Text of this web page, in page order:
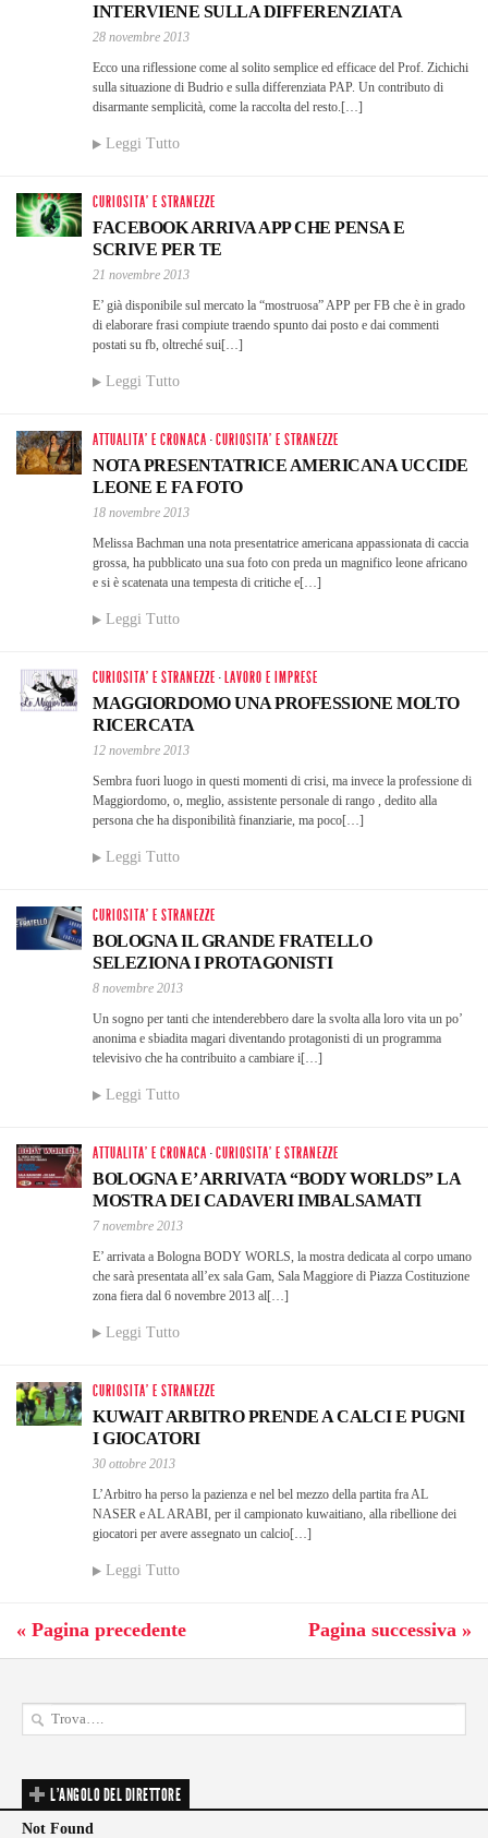
INTERVIENE SULLA DIFFERENZIATA
28 novembre 2013
Ecco una riflessione come al solito semplice ed efficace del Prof. Zichichi
sulla situazione di Budrio e sulla differenziata PAP. Un contributo di
disarmante semplicità, come la raccolta del resto.[…]
Leggi Tutto
CURIOSITA' E STRANEZZE
FACEBOOK ARRIVA APP CHE PENSA E
SCRIVE PER TE
21 novembre 2013
E’ già disponibile sul mercato la “mostruosa” APP per FB che è in grado
di elaborare frasi compiute traendo spunto dai posto e dai commenti
postati su fb, oltreché sui[…]
Leggi Tutto
ATTUALITA' E CRONACA ·CURIOSITA' E STRANEZZE
NOTA PRESENTATRICE AMERICANA UCCIDE
LEONE E FA FOTO
18 novembre 2013
Melissa Bachman una nota presentatrice americana appassionata di caccia
grossa, ha pubblicato una sua foto con preda un magnifico leone africano
e si è scatenata una tempesta di critiche e[…]
Leggi Tutto
CURIOSITA' E STRANEZZE · LAVORO E IMPRESE
MAGGIORDOMO UNA PROFESSIONE MOLTO
RICERCATA
12 novembre 2013
Sembra fuori luogo in questi momenti di crisi, ma invece la professione di
Maggiordomo, o, meglio, assistente personale di rango , dedito alla
persona che ha disponibilità finanziarie, ma poco[…]
Leggi Tutto
CURIOSITA' E STRANEZZE
BOLOGNA IL GRANDE FRATELLO
SELEZIONA I PROTAGONISTI
8 novembre 2013
Un sogno per tanti che intenderebbero dare la svolta alla loro vita un po’
anonima e sbiadita magari diventando protagonisti di un programma
televisivo che ha contribuito a cambiare i[…]
Leggi Tutto
ATTUALITA' E CRONACA ·CURIOSITA' E STRANEZZE
BOLOGNA E’ ARRIVATA “BODY WORLDS” LA
MOSTRA DEI CADAVERI IMBALSAMATI
7 novembre 2013
E’ arrivata a Bologna BODY WORLS, la mostra dedicata al corpo umano
che sarà presentata all’ex sala Gam, Sala Maggiore di Piazza Costituzione
zona fiera dal 6 novembre 2013 al[…]
Leggi Tutto
CURIOSITA' E STRANEZZE
KUWAIT ARBITRO PRENDE A CALCI E PUGNI
I GIOCATORI
30 ottobre 2013
L’Arbitro ha perso la pazienza e nel bel mezzo della partita fra AL
NASER e AL ARABI, per il campionato kuwaitiano, alla ribellione dei
giocatori per avere assegnato un calcio[…]
Leggi Tutto
« Pagina precedente Pagina successiva »
L'ANGOLO DEL DIRETTORE
Not Found